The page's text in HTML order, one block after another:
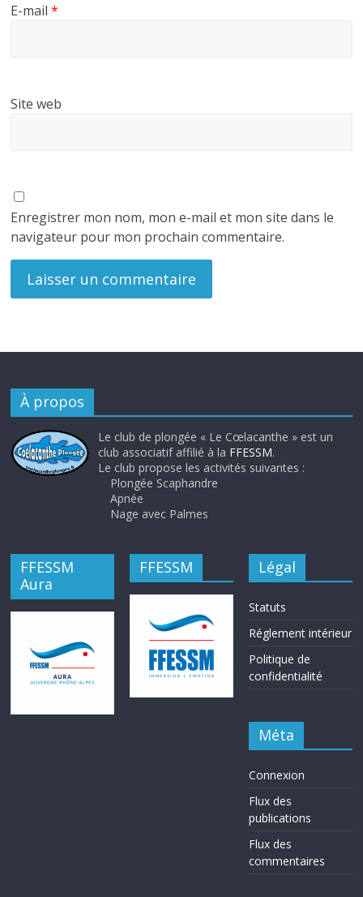
E-mail*
Site web
Enregistrer mon nom, mon e-mail et mon site dans le
navigateur pour mon prochain commentaire.
À propos
Le club de plongée « Le Cœlacanthe » est un
club associatif affilié à la FFESSM.
Le club propose les activités suivantes :
Plongée Scaphandre
Apnée
Nage avec Palmes
FFESSM
Aura
FFESSM Légal
Statuts
Réglement intérieur
Politique de
confidentialité
Méta
Connexion
Flux des
publications
Flux des
commentaires